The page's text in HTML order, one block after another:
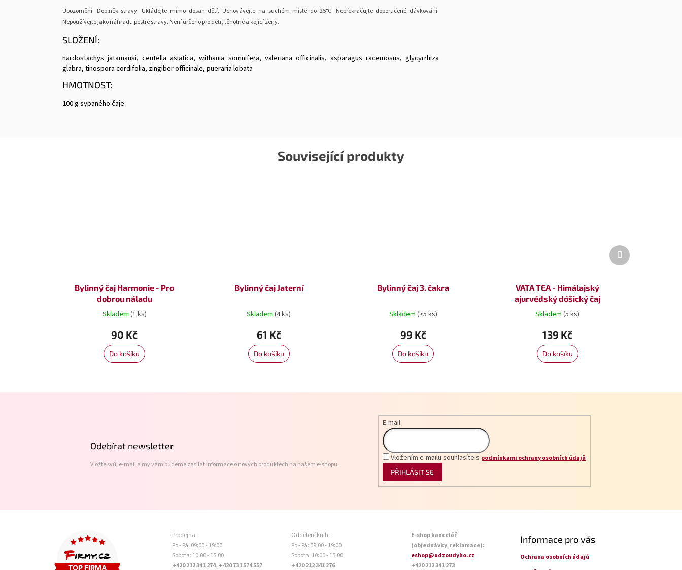
Související produkty
Bylinný čaj Harmonie - Pro
dobrou náladu
Skladem (1 ks)
90 Kč
Do košíku
Bylinný čaj Jaterní
Skladem(4 ks)
61 Kč
Do košíku
Bylinný čaj 3. čakra
Skladem (>5 ks)
99 Kč
Do košíku
VATA TEA - Himálajský
ajurvédský dóšický čaj
Skladem(5 ks)
139 Kč
Do košíku
Další
produkt
Upozornění: Doplněk stravy. Ukládejte mimo dosah dětí. Uchovávejte na suchém místě do 25°C. Nepřekračujte doporučené dávkování.
Nepoužívejte jako náhradu pestré stravy. Není určeno pro děti, těhotné a kojící ženy.
SLOŽENÍ:
nardostachys jatamansi, centella asiatica, withania somnifera, valeriana officinalis, asparagus racemosus, glycyrrhiza
glabra, tinospora cordifolia, zingiber officinale, pueraria lobata
HMOTNOST:
100 g sypaného čaje
Odebírat newsletter
Vložte svůj e-mail a my vám budeme zasílat informace o nových produktech na našem e-shopu.
E-mail
Vložením e-mailu souhlasíte s podmínkami ochrany osobních údajů
PŘIHLÁSIT SE
Prodejna:
Po - Pá: 09:00 - 19:00
Sobota: 10:00 - 15:00
+420 212 341 274, +420 731 574 557
Oddělení knih:
Po - Pá: 09:00 - 19:00
Sobota: 10:00 - 15:00
+420 212 341 276
E-shop kancelář
(objednávky, reklamace):
eshop@udzoudyho.cz
+420 212 341 273
Informace pro vás
Ochrana osobních údajů